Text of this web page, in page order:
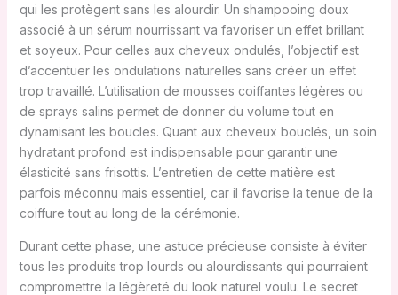
qui les protègent sans les alourdir. Un shampooing doux
associé à un sérum nourrissant va favoriser un effet brillant
et soyeux. Pour celles aux cheveux ondulés, l’objectif est
d’accentuer les ondulations naturelles sans créer un effet
trop travaillé. L’utilisation de mousses coiffantes légères ou
de sprays salins permet de donner du volume tout en
dynamisant les boucles. Quant aux cheveux bouclés, un soin
hydratant profond est indispensable pour garantir une
élasticité sans frisottis. L’entretien de cette matière est
parfois méconnu mais essentiel, car il favorise la tenue de la
coiffure tout au long de la cérémonie.
Durant cette phase, une astuce précieuse consiste à éviter
tous les produits trop lourds ou alourdissants qui pourraient
compromettre la légèreté du look naturel voulu. Le secret